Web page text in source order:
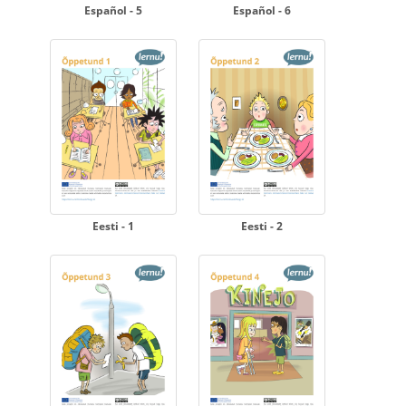
Español - 5 Español - 6
Eesti - 1 Eesti - 2